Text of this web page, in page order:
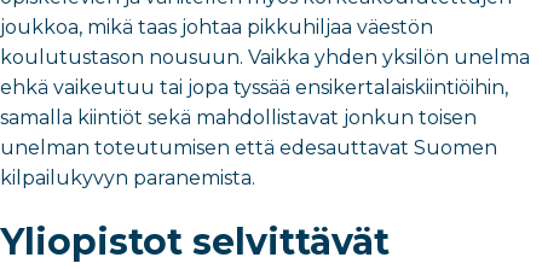
joukkoa, mikä taas johtaa pikkuhiljaa väestön
koulutustason nousuun. Vaikka yhden yksilön unelma
ehkä vaikeutuu tai jopa tyssää ensikertalaiskiintiöihin,
samalla kiintiöt sekä mahdollistavat jonkun toisen
unelman toteutumisen että edesauttavat Suomen
kilpailukyvyn paranemista.
Yliopistot selvittävät